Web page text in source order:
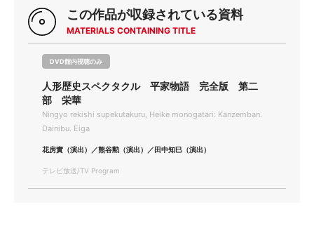
この作品が収録されている資料
MATERIALS CONTAINING TITLE
DVD館内視聴のみ
人形歴史スペクタクル 平家物語 完全版 第二
部 栄華
Ningyo rekishi supekutakuru, Heike monogatari: Kanzemban.
Dainibu. Eiga
花房實（演出）／熊谷勲（演出）／田中知巳（演出）
テレビ放送/TV Program